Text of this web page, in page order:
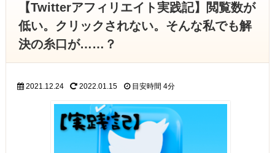
【Twitterアフィリエイト実践記】閲覧数が
低い。クリックされない。そんな私でも解
決の糸口が……？
2021.12.24 2022.01.15 目安時間 4分